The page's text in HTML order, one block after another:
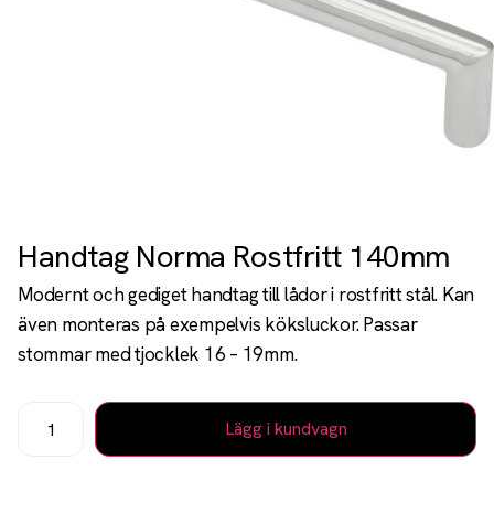
Handtag Norma Rostfritt 140mm
Modernt och gediget handtag till lådor i rostfritt stål. Kan
även monteras på exempelvis köksluckor. Passar
stommar med tjocklek 16 – 19mm.
Lägg i kundvagn